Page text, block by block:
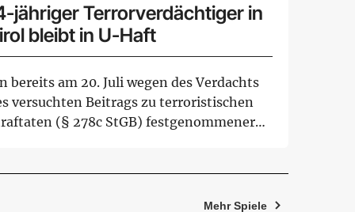
jähriger Terrorverdächtiger in
bleibt in U-Haft
bereits am 20. Juli wegen des Verdachts
versuchten Beitrags zu terroristischen
(§ 278c StGB) festgenommener
Mehr Spiele